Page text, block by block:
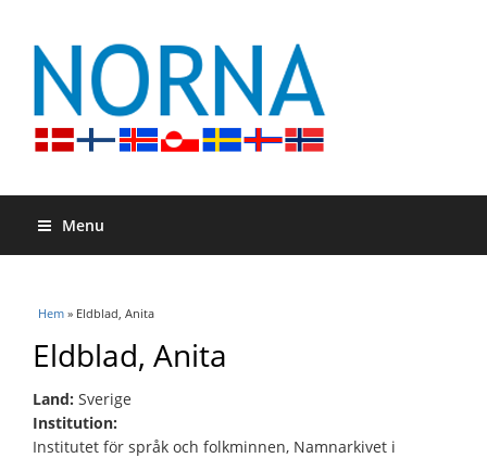
Menu
Du är här
Hem » Eldblad, Anita
Eldblad, Anita
Land: Sverige
Institution:
Institutet för språk och folkminnen, Namnarkivet i